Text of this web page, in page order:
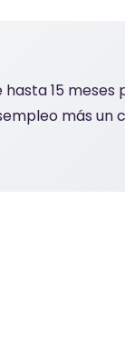
15 meses
más